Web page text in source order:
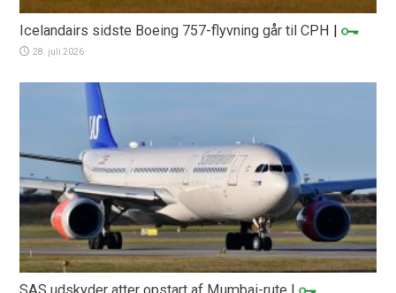
Icelandairs sidste Boeing 757-flyvning går til CPH |
28. juli 2026